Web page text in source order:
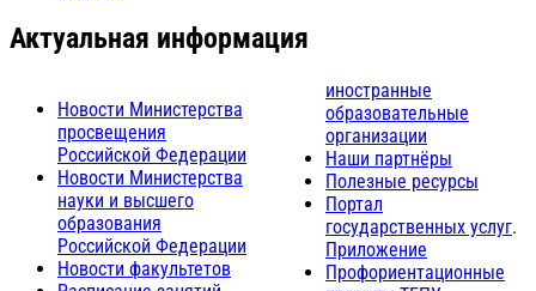
Актуальная информация
Новости Министерства
просвещения
Российской Федерации
Новости Министерства
науки и высшего
образования
Российской Федерации
Новости факультетов
иностранные
образовательные
организации
Наши партнёры
Полезные ресурсы
Портал
государственных услуг.
Приложение
Профориентационные